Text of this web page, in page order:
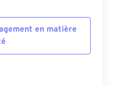
en matière